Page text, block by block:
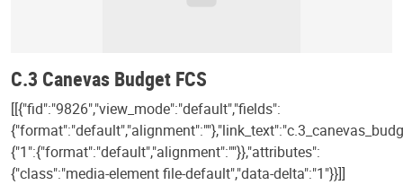
C.3 Canevas Budget FCS
[[{"fid":"9826","view_mode":"default","fields":
{"1":{"format":"default","alignment":""}},"attributes":
{"class":"media-element file-default","data-delta":"1"}}]]